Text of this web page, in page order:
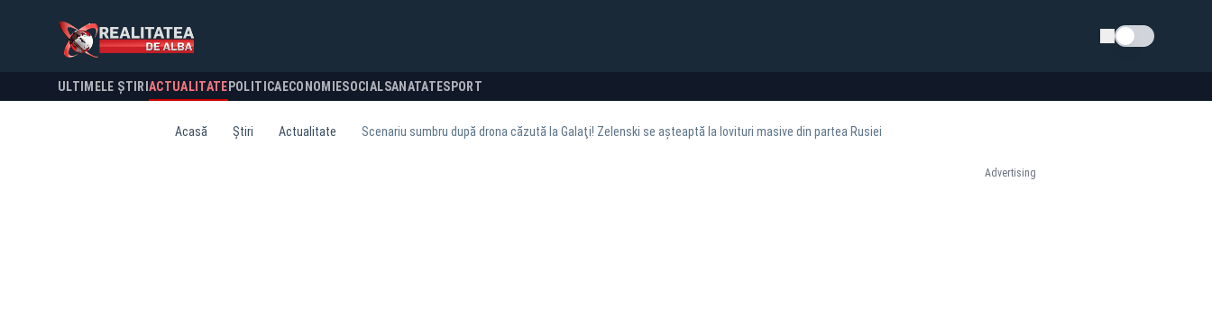
Schimba tema
ULTIMELE ȘTIRI ACTUALITATE POLITICA ECONOMIESOCIALSANATATESPORT
Acasă Știri Actualitate Scenariu sumbru după drona căzută la Galaţi! Zelenski se aşteaptă la lovituri masive din partea Rusiei
Advertising